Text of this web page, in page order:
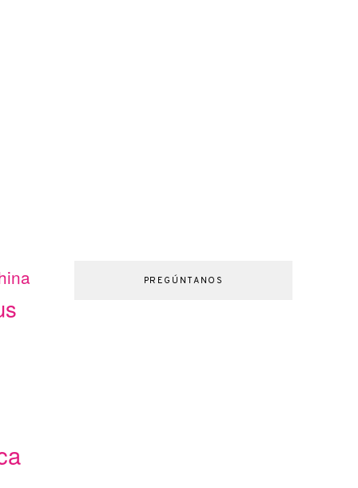
PREGÚNTANOS